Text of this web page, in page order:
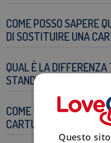
COME POSSO SAPERE
DI SOSTITUIRE UNA
QUAL È LA
STANDARD E QUELLE XL?
COME POSSO
CARTUCCE ESAUSTE?
Questo